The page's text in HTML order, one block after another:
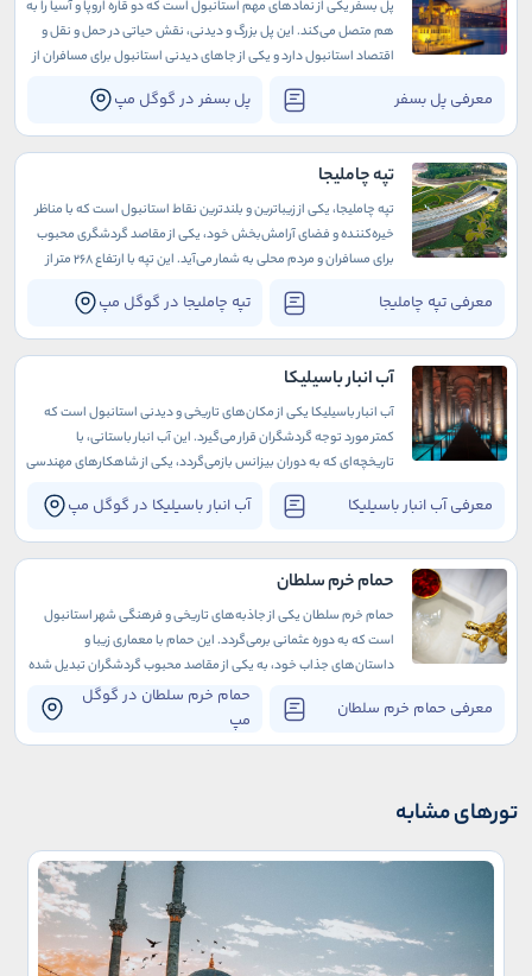
معرفی پل بسفر پل بسفر در گوگل مپ
پل بسفر یکی از نمادهای مهم استانبول است که دو قاره اروپا و آسیا را به
هم متصل می‌کند. این پل بزرگ و دیدنی، نقش حیاتی در حمل و نقل و
اقتصاد استانبول دارد و یکی از جاهای دیدنی استانبول برای مسافران از
تپه چاملیجا
معرفی تپه چاملیجا تپه چاملیجا در گوگل مپ
تپه چاملیجا، یکی از زیباترین و بلندترین نقاط استانبول است که با مناظر
خیره‌کننده و فضای آرامش‌بخش خود، یکی از مقاصد گردشگری محبوب
برای مسافران و مردم محلی به شمار می‌آید. این تپه با ارتفاع 268 متر از
را فراهم می‌کند.
آب انبار باسیلیکا
معرفی آب انبار باسیلیکا آب انبار باسیلیکا در گوگل مپ
آب انبار باسیلیکا یکی از مکان‌های تاریخی و دیدنی استانبول است که
کمتر مورد توجه گردشگران قرار می‌گیرد. این آب انبار باستانی، با
تاریخچه‌ای که به دوران بیزانس بازمی‌گردد، یکی از شاهکارهای مهندسی
حمام خرم سلطان
معرفی حمام خرم سلطان
حمام خرم سلطان در گوگل
مپ
حمام خرم سلطان یکی از جاذبه‌های تاریخی و فرهنگی شهر استانبول
است که به دوره عثمانی برمی‌گردد. این حمام با معماری زیبا و
داستان‌های جذاب خود، به یکی از مقاصد محبوب گردشگران تبدیل شده
تورهای مشابه